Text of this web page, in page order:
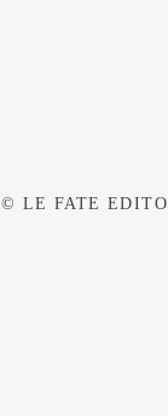
© LE FATE